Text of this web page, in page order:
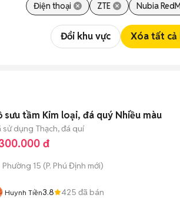
Điện thoại ZTE Nubia
Đổi khu vực Xóa tất cả
sưu tầm Kim loại, đá quý Nhiều màu
sử dụng Thạch, đá quí
đ
Phường 15 (P. Phú Định mới)
Huynh Tiền3.8 425 đã bán